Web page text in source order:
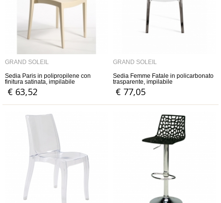
GRAND SOLEIL
Sedia Paris in polipropilene con
finitura satinata, impilabile
€ 63,52
GRAND SOLEIL
Sedia Femme Fatale in policarbonato
trasparente, impilabile
€ 77,05